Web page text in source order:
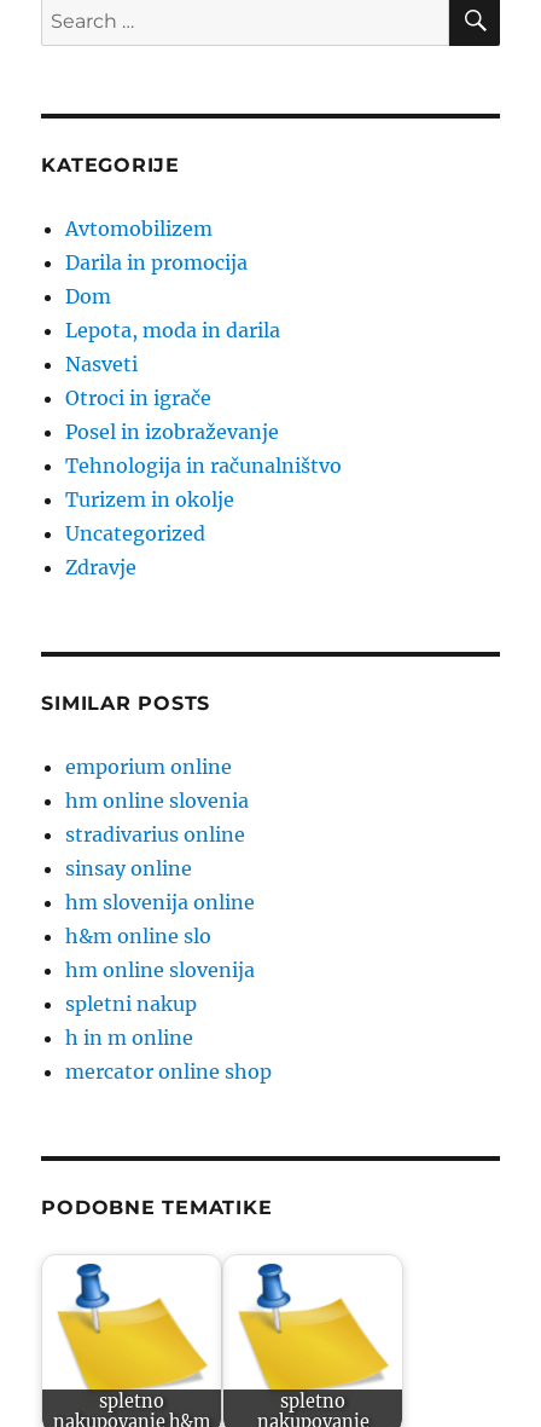
Search
for:
KATEGORIJE
Avtomobilizem
Darila in promocija
Dom
Lepota, moda in darila
Nasveti
Otroci in igrače
Posel in izobraževanje
Tehnologija in računalništvo
Turizem in okolje
Uncategorized
Zdravje
SIMILAR POSTS
emporium online
hm online slovenia
stradivarius online
sinsay online
hm slovenija online
h&m online slo
hm online slovenija
spletni nakup
h in m online
mercator online shop
PODOBNE TEMATIKE
spletno
nakupovanje h&m
spletno
nakupovanje